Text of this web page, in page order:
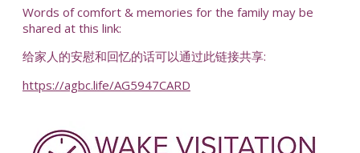
Words of comfort & memories for the family may be
shared at this link:
给家人的安慰和回忆的话可以通过此链接共享:
https://agbc.life/AG5947CARD